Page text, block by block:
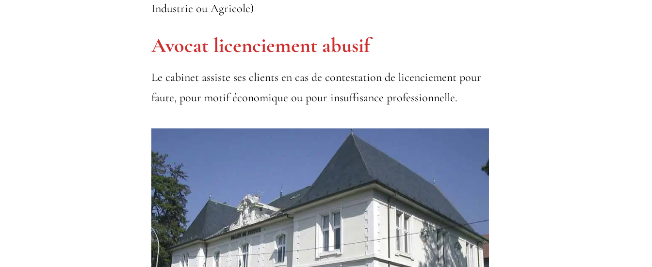
Industrie ou Agricole)
Avocat licenciement abusif
Le cabinet assiste ses clients en cas de contestation de licenciement pour
faute, pour motif économique ou pour insuffisance professionnelle.